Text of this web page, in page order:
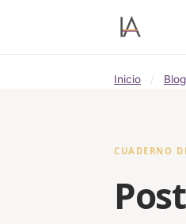
Inicio / Blog
CUADERNO